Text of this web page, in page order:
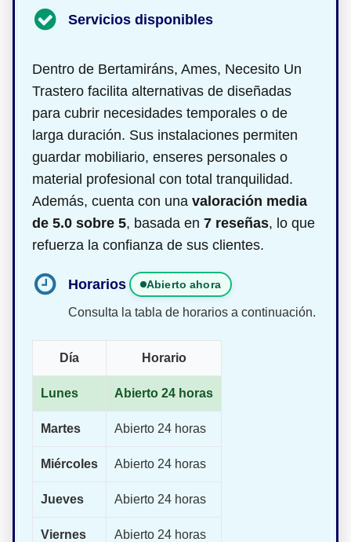
Servicios disponibles
Dentro de Bertamiráns, Ames, Necesito Un
Trastero facilita alternativas de diseñadas
para cubrir necesidades temporales o de
larga duración. Sus instalaciones permiten
guardar mobiliario, enseres personales o
material profesional con total tranquilidad.
Además, cuenta con una valoración media
de 5.0 sobre 5, basada en 7 reseñas, lo que
refuerza la confianza de sus clientes.
Horarios Abierto ahora
Consulta la tabla de horarios a continuación.
Día Horario
Lunes Abierto 24 horas
Martes Abierto 24 horas
Miércoles Abierto 24 horas
Jueves Abierto 24 horas
Viernes Abierto 24 horas